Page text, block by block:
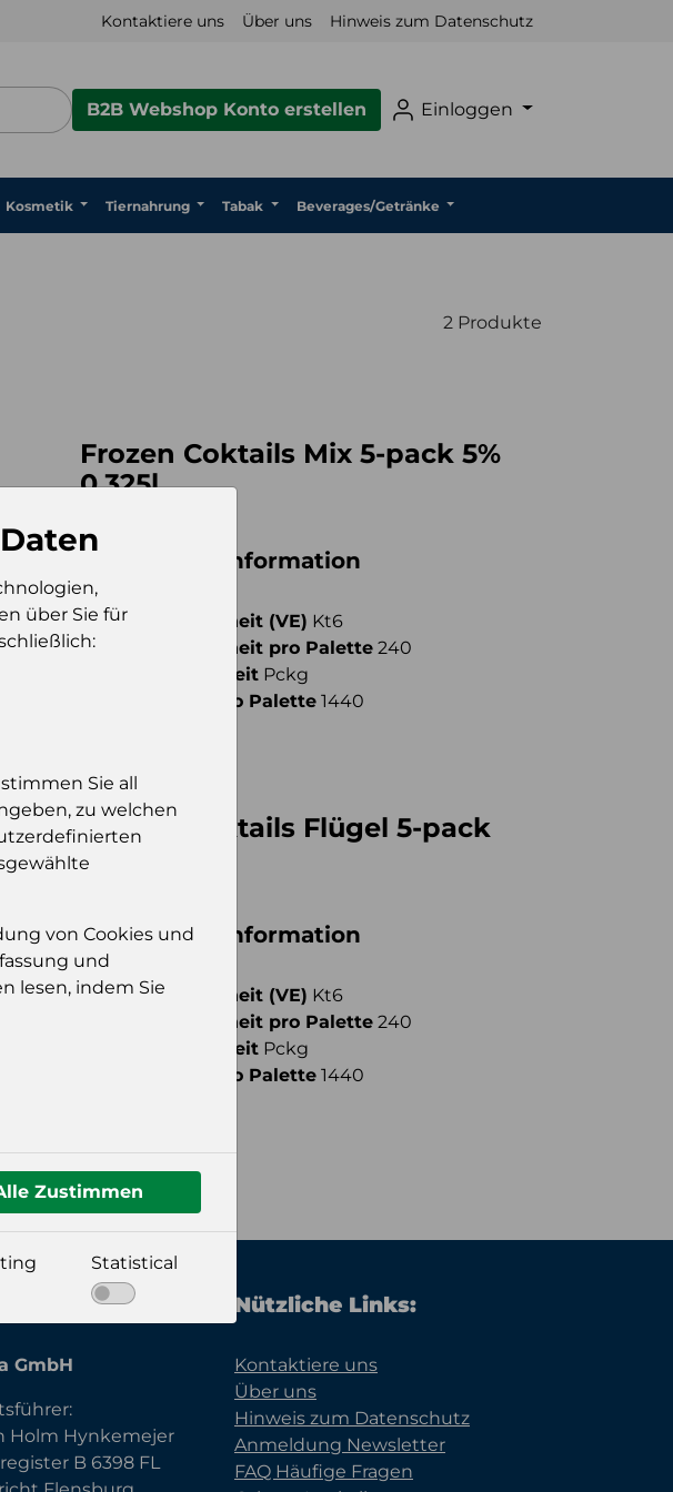
Kontaktiere uns Über uns Hinweis zum Datenschutz
B2B Webshop Konto erstellen Einloggen
Kosmetik Tiernahrung Tabak Beverages/Getränke
2 Produkte
Frozen Coktails Mix 5-pack 5%
0,325l
Zusätzliche Information
Verkaufseinheit (VE) Kt6
Verkaufseinheit pro Palette 240
Konsumeinheit Pckg
Stückzahl pro Palette 1440
Frozen Coktails Flügel 5-pack
5% 0,325l
Zusätzliche Information
Verkaufseinheit (VE) Kt6
Verkaufseinheit pro Palette 240
Konsumeinheit Pckg
Stückzahl pro Palette 1440
2 aus 2 Produkte
GmbH
Holm Hynkemejer
B 6398 FL
Nützliche Links:
Kontaktiere uns
Über uns
Hinweis zum Datenschutz
Anmeldung Newsletter
FAQ Häufige Fragen
über Sie für
Sie all
zu welchen
von Cookies und
und
lesen, indem Sie
Zustimmen
Statistical